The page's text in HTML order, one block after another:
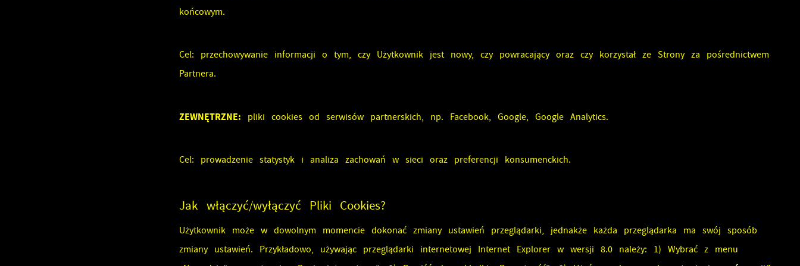
końcowym.
Cel: przechowywanie informacji o tym, czy Użytkownik jest nowy, czy powracający oraz czy korzystał ze Strony za pośrednictwem
Partnera.
ZEWNĘTRZNE: pliki cookies od serwisów partnerskich, np. Facebook, Google, Google Analytics.
Cel: prowadzenie statystyk i analiza zachowań w sieci oraz preferencji konsumenckich.
Jak włączyć/wyłączyć Pliki Cookies?
Użytkownik może w dowolnym momencie dokonać zmiany ustawień przeglądarki, jednakże każda przeglądarka ma swój sposób
zmiany ustawień. Przykładowo, używając przeglądarki internetowej Internet Explorer w wersji 8.0 należy: 1) Wybrać z menu